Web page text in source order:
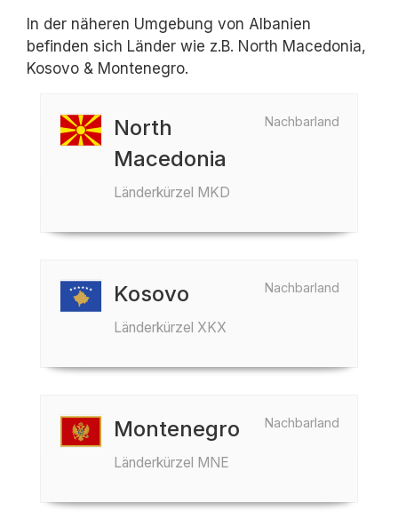
In der näheren Umgebung von Albanien
befinden sich Länder wie z.B. North Macedonia,
Kosovo & Montenegro.
Nachbarland
North
Macedonia
Länderkürzel MKD
Nachbarland
Kosovo
Länderkürzel XKX
Nachbarland
Montenegro
Länderkürzel MNE